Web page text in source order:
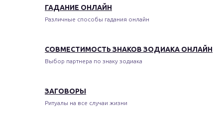
ГАДАНИЕ ОНЛАЙН
Различные способы гадания онлайн
СОВМЕСТИМОСТЬ ЗНАКОВ ЗОДИАКА ОНЛАЙН
Выбор партнера по знаку зодиака
ЗАГОВОРЫ
Ритуалы на все случаи жизни